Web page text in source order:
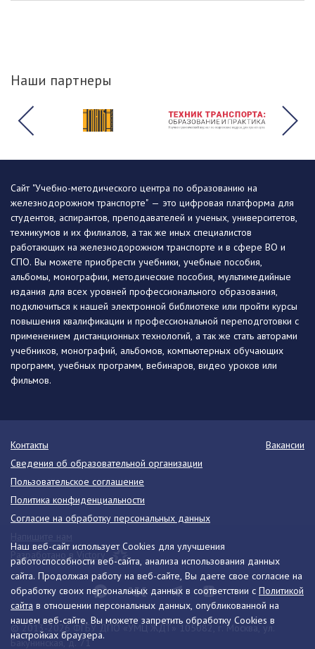
Наши партнеры
Наш веб-сайт использует Cookies для улучшения
работоспособности веб-сайта, анализа использования данных
сайта. Продолжая работу на веб-сайте, Вы даете свое согласие на
обработку своих персональных данных в соответствии с Политикой
сайта в отношении персональных данных, опубликованной на
нашем веб-сайте. Вы можете запретить обработку Cookies в
настройках браузера.
Сайт "Учебно-методического центра по образованию на
железнодорожном транспорте" — это цифровая платформа для
студентов, аспирантов, преподавателей и ученых, университетов,
техникумов и их филиалов, а так же иных специалистов
работающих на железнодорожном транспорте и в сфере ВО и
СПО. Вы можете приобрести учебники, учебные пособия,
альбомы, монографии, методические пособия, мультимедийные
издания для всех уровней профессионального образования,
подключиться к нашей электронной библиотеке или пройти курсы
повышения квалификации и профессиональной переподготовки с
применением дистанционных технологий, а так же стать авторами
учебников, монографий, альбомов, компьютерных обучающих
программ, учебных программ, вебинаров, видео уроков или
фильмов.
© 2013-2026 ФГБУ ДПО «УМЦ ЖДТ» 105082, г. Москва, ул.
Бакунинская, д. 71
Контакты
Вакансии
Сведения об образовательной организации
Пользовательское соглашение
Политика конфиденциальности
Согласие на обработку персональных данных
Разработано в Victory